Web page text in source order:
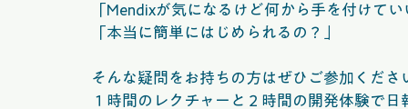
「Mendixが気になるけど何から手を付けて
「本当に簡単にはじめられるの？」
そんな疑問をお持ちの方はぜひご参加くださ
１時間のレクチャーと２時間の開発体験で